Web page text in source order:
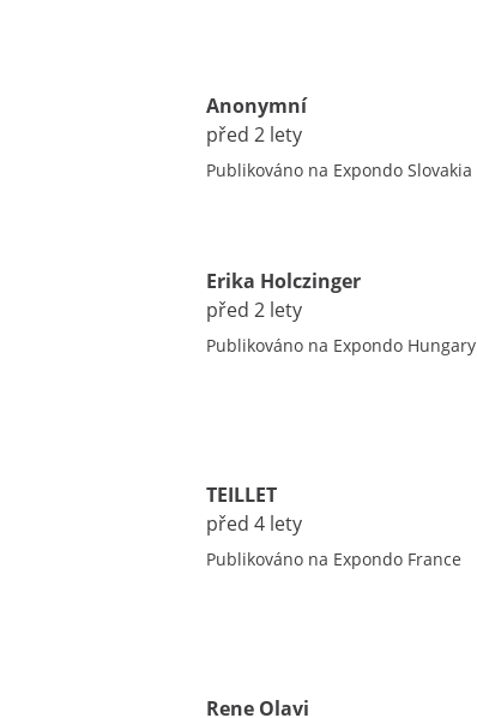
Anonymní
před 2 lety
Publikováno na Expondo Slovakia
Erika Holczinger
před 2 lety
Publikováno na Expondo Hungary
TEILLET
před 4 lety
Publikováno na Expondo France
Rene Olavi